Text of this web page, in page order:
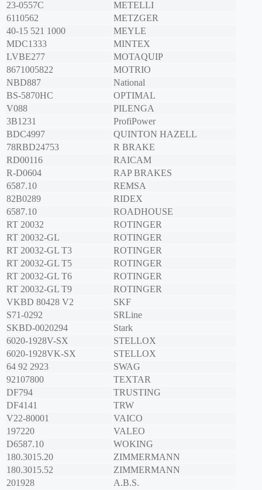
23-0557C
METELLI
6110562
METZGER
40-15 521 1000
MEYLE
MDC1333
MINTEX
LVBE277
MOTAQUIP
8671005822
MOTRIO
NBD887
National
BS-5870HC
OPTIMAL
V088
PILENGA
3B1231
ProfiPower
BDC4997
QUINTON HAZELL
78RBD24753
R BRAKE
RD00116
RAICAM
R-D0604
RAP BRAKES
6587.10
REMSA
82B0289
RIDEX
6587.10
ROADHOUSE
RT 20032
ROTINGER
RT 20032-GL
ROTINGER
RT 20032-GL T3
ROTINGER
RT 20032-GL T5
ROTINGER
RT 20032-GL T6
ROTINGER
RT 20032-GL T9
ROTINGER
VKBD 80428 V2
SKF
S71-0292
SRLine
SKBD-0020294
Stark
6020-1928V-SX
STELLOX
6020-1928VK-SX
STELLOX
64 92 2923
SWAG
92107800
TEXTAR
DF794
TRUSTING
DF4141
TRW
V22-80001
VAICO
197220
VALEO
D6587.10
WOKING
180.3015.20
ZIMMERMANN
180.3015.52
ZIMMERMANN
201928
A.B.S.